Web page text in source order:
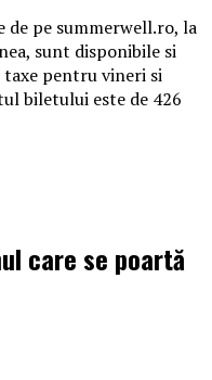
pe summerwell.ro, la
sunt disponibile si
pentru vineri si
biletului este de 426
care se poartă